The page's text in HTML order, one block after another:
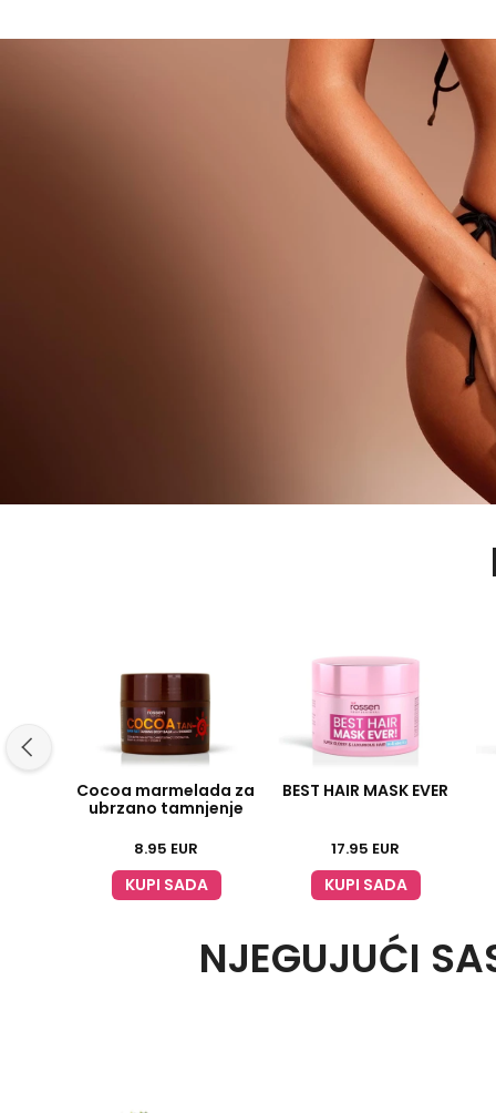
Cocoa marmelada za
ubrzano tamnjenje
8.95 EUR
KUPI SADA
BEST HAIR MASK EVER
17.95 EUR
KUPI SADA
NJEGUJUĆI